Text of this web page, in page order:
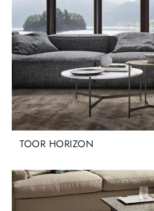
TOOR HORIZON